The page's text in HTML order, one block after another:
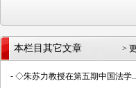
>
本栏目其它文章
- ◇朱苏力教授在第五期中国法学